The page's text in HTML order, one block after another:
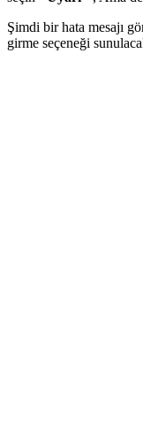
Şimdi bir hata mesajı
girme seçeneği